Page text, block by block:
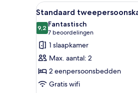
Alle
foto's
voor
Standaard
tweepersoonskamer
laden
5
Standaard
9,29,2 van 10
Fantastisch
7 beoordelingen
(7
beoordelingen)
1 slaapkamer
Max. aantal: 2
2 eenpersoonsbedden
Gratis wifi